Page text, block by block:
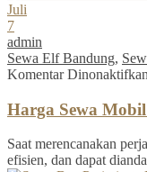
Juli
7
admin
Sewa Elf Bandung,
Komentar Dinonaktifkan
Harga Sewa
Saat merencanakan
efisien, dan dapat